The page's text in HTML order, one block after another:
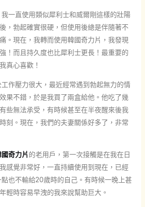
一直使用類似犀利士和威爾剛這樣的壯陽
，勃起確實很硬，但使用後總是伴隨著不
。現在，我轉而使用韓國奇力片，我發現
！而且持久度也比犀利士更長！最重要的
真心喜歡！
作壓力很大，最近經常遇到勃起無力的情
果不錯，於是我買了兩盒給他。他吃了幾
些無法承受，有時候甚至在半夜醒來後我
刻。現在，我們的夫妻關係好多了，非常
奇力片的老用戶，第一次接觸是在我在日
感覺非常好，一直持續使用到現在，已經
也不輸給20歲時的自己。有時候一晚上甚
輕時容易早洩的我來說幫助巨大。